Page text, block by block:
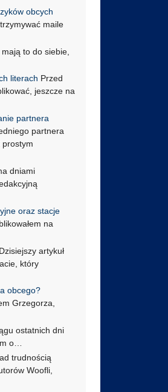
obcych
maile
to do siebie,
literach Przed
jeszcze na
partnera
partnera
prostym
dniami
oraz stacje
na
Dzisiejszy artykuł
który
obcego?
Grzegorza,
ostatnich dni
o…
trudnością
Woofli,